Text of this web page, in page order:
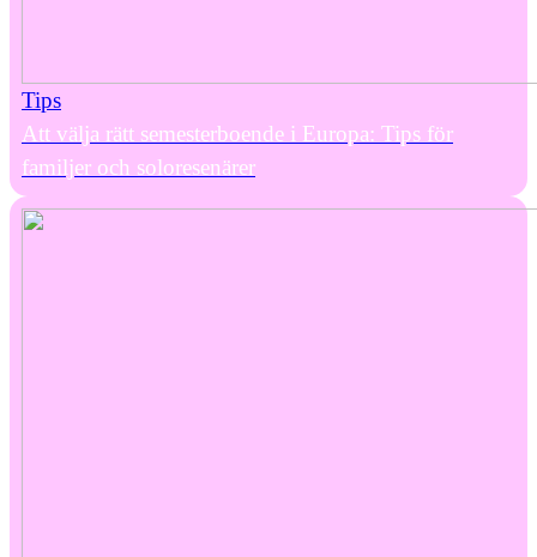
Tips
Att välja rätt semesterboende i Europa: Tips för
familjer och soloresenärer